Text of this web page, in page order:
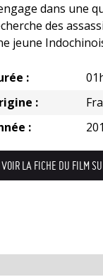
dans une
des
jeune
:
:
:
VOIR LA FICHE DU FILM